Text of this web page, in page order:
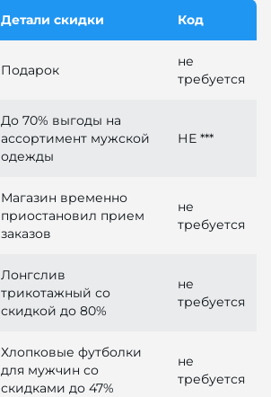
Детали скидки Код
Подарок
не
требуется
До 70% выгоды на
ассортимент мужской
одежды
НЕ ***
Магазин временно
приостановил прием
заказов
не
требуется
Лонгслив
трикотажный со
скидкой до 80%
не
требуется
Хлопковые футболки
для мужчин со
скидками до 47%
не
требуется